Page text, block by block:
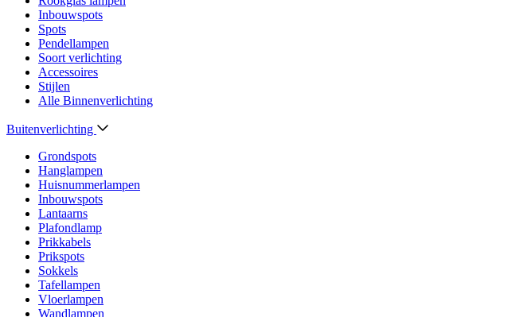
Inbouwspots
Spots
Pendellampen
Soort verlichting
Accessoires
Stijlen
Alle Binnenverlichting
Buitenverlichting
Grondspots
Hanglampen
Huisnummerlampen
Inbouwspots
Lantaarns
Plafondlamp
Prikkabels
Prikspots
Sokkels
Tafellampen
Vloerlampen
Wandlampen